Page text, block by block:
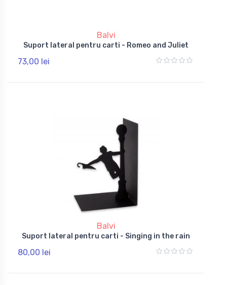
Balvi
Suport lateral pentru carti - Romeo and Juliet
73,00 lei
Balvi
Suport lateral pentru carti - Singing in the rain
80,00 lei